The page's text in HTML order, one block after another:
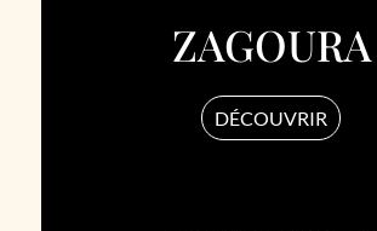
ZAGOURA
DÉCOUVRIR